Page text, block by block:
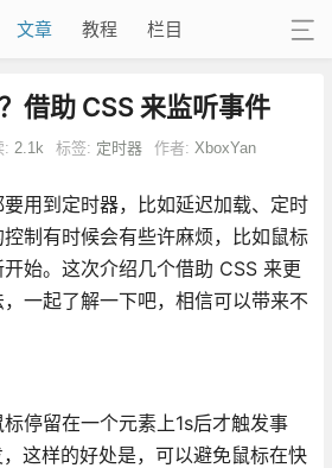
文章 教程 栏目
借助 CSS 来监听事件
: 2.1k 标签: 定时器 作者: XboxYan
用到定时器，比如延迟加载、定时
制有时候会有些许麻烦，比如鼠标
始。这次介绍几个借助 CSS 来更
一起了解一下吧，相信可以带来不
停留在一个元素上1s后才触发事
这样的好处是，可以避免鼠标在快